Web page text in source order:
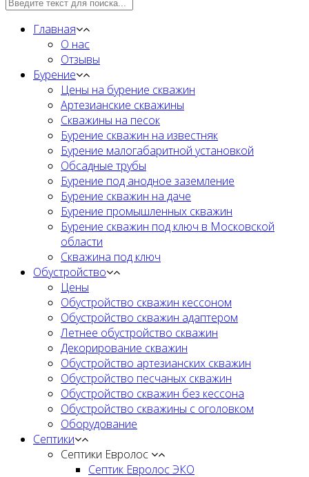
Главная
О нас
Отзывы
Бурение
Цены на бурение скважин
Артезианские скважины
Скважины на песок
Бурение скважин на известняк
Бурение малогабаритной установкой
Обсадные трубы
Бурение под анодное заземление
Бурение скважин на даче
Бурение промышленных скважин
Бурение скважин под ключ в Московской
области
Скважина под ключ
Обустройство
Цены
Обустройство скважин кессоном
Обустройство скважин адаптером
Летнее обустройство скважин
Декорирование скважин
Обустройство артезианских скважин
Обустройство песчаных скважин
Обустройство скважин без кессона
Обустройство скважины с оголовком
Оборудование
Септики
Септики Евролос
Септик Евролос ЭКО